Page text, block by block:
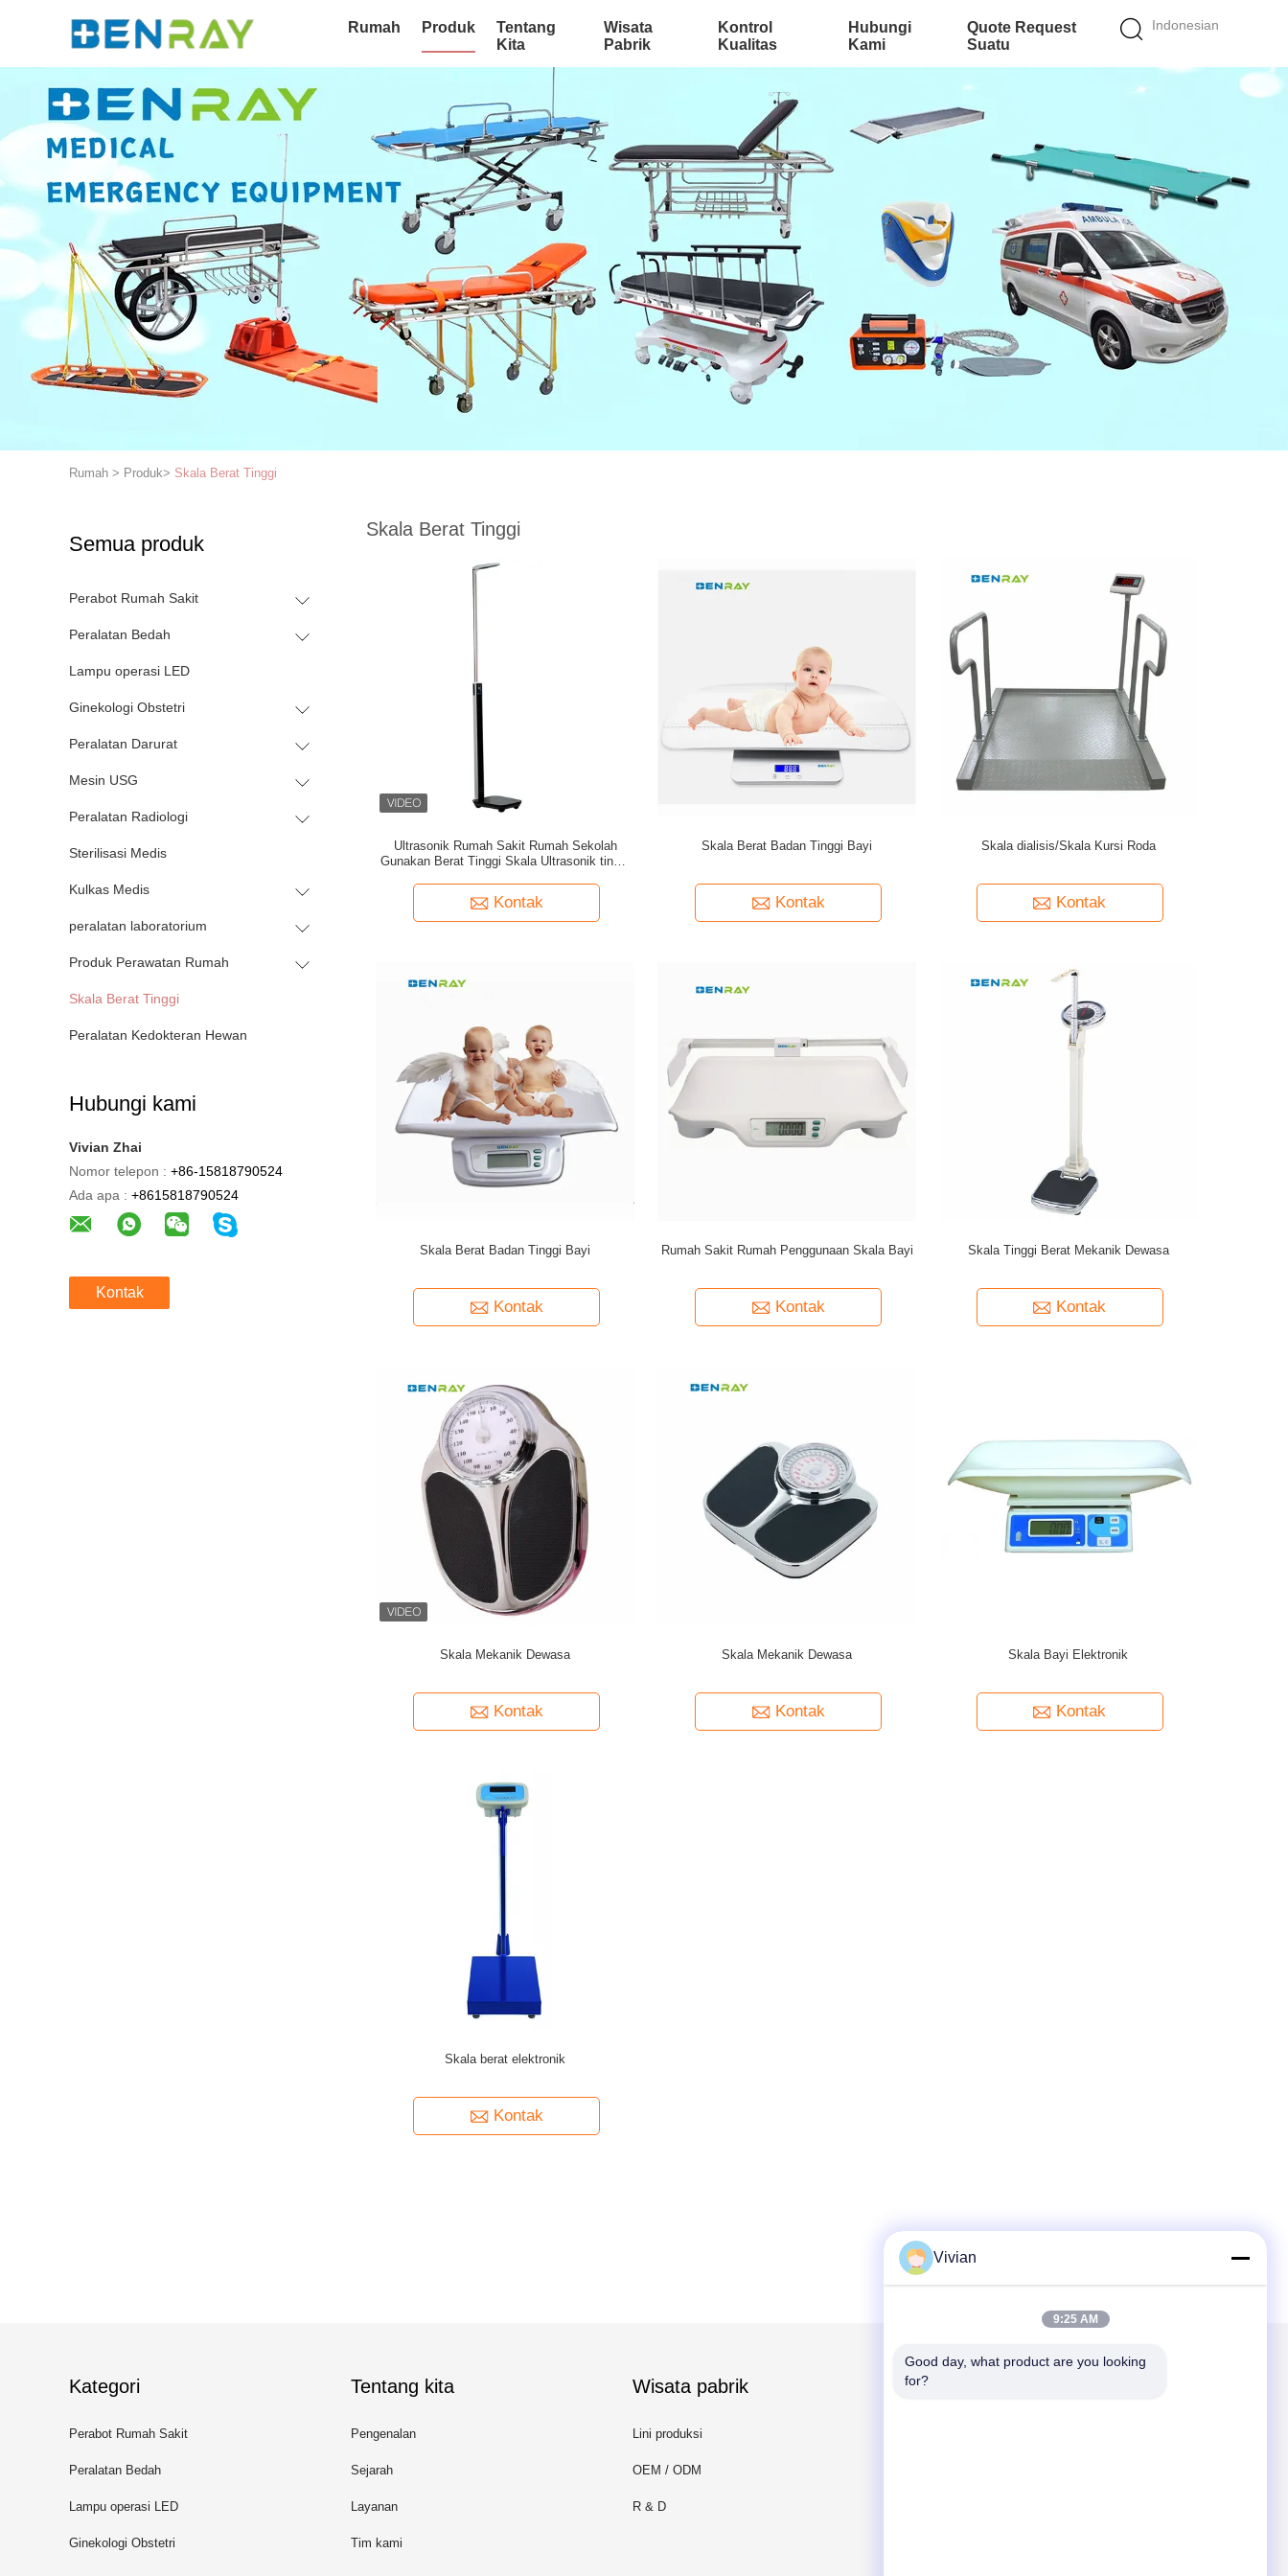
Indonesian
Rumah Produk
Tentang
Kita
Wisata
Pabrik
Kontrol
Kualitas
Hubungi
Kami
Quote Request
Suatu
Rumah > Produk> Skala Berat Tinggi
Semua produk
Perabot Rumah Sakit
Peralatan Bedah
Lampu operasi LED
Ginekologi Obstetri
Peralatan Darurat
Mesin USG
Peralatan Radiologi
Sterilisasi Medis
Kulkas Medis
peralatan laboratorium
Produk Perawatan Rumah
Skala Berat Tinggi
Peralatan Kedokteran Hewan
Hubungi kami
Vivian Zhai
Nomor telepon : +86-15818790524
Ada apa : +8615818790524
Kontak
Skala Berat Tinggi
Ultrasonik Rumah Sakit Rumah Sekolah
Gunakan Berat Tinggi Skala Ultrasonik tinggi
Kontak
Skala Berat Badan Tinggi Bayi
Kontak
Skala dialisis/Skala Kursi Roda
Kontak
Skala Berat Badan Tinggi Bayi
Kontak
Rumah Sakit Rumah Penggunaan Skala Bayi
Kontak
Skala Tinggi Berat Mekanik Dewasa
Kontak
Skala Mekanik Dewasa
Kontak
Skala Mekanik Dewasa
Kontak
Skala Bayi Elektronik
Kontak
Skala berat elektronik
Kontak
Kategori
Perabot Rumah Sakit
Peralatan Bedah
Lampu operasi LED
Ginekologi Obstetri
Tentang kita
Pengenalan
Sejarah
Layanan
Tim kami
Wisata pabrik
Lini produksi
OEM / ODM
R & D
Kirimkan Kami
Vivian
9:25 AM
Good day, what product are you looking
for?